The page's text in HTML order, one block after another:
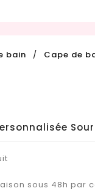
bain Cape de
sous 48h par